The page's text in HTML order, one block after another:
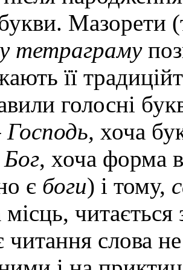
Мазорети
тетраграму
її
голосні
Господь, хоча
Бог, хоча форма
є боги) і тому,
місць,
читання слова